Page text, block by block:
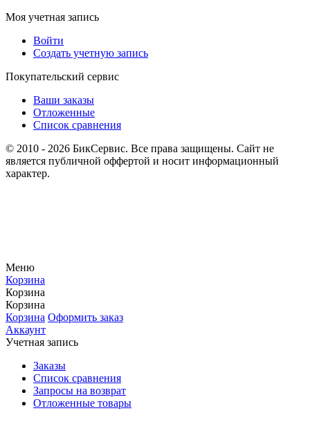
Моя учетная запись
Войти
Создать учетную запись
Покупательский сервис
Ваши заказы
Отложенные
Список сравнения
© 2010 - 2026 БикСервис. Все права защищены. Сайт не
является публичной оффертой и носит информационный
характер.
Меню
Корзина
Корзина
Корзина
Корзина Оформить заказ
Аккаунт
Учетная запись
Заказы
Список сравнения
Запросы на возврат
Отложенные товары